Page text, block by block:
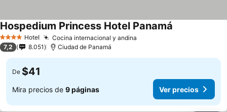
4 EstrellasHotel Cocina internacional y andina
Hospedium Princess Hotel Panamá
7,2 8.051 Ciudad de Panamá
De $41
Mira precios de 9 páginas Ver precios